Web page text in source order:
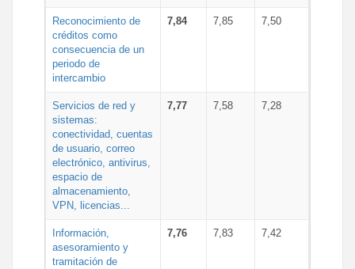
Reconocimiento de
créditos como
consecuencia de un
periodo de
intercambio
7,84 7,85 7,50
Servicios de red y
sistemas:
conectividad, cuentas
de usuario, correo
electrónico, antivirus,
espacio de
almacenamiento,
VPN, licencias...
7,77 7,58 7,28
Información,
asesoramiento y
tramitación de
7,76 7,83 7,42